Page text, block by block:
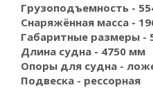
Грузоподъемность -
Снаряжённая масса -
Габаритные размеры -
Длина судна - 4750 мм
Опоры для судна -
Подвеска - рессорная